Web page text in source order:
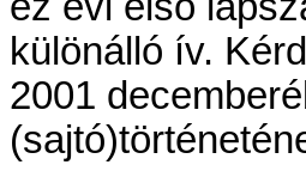
különálló ív.
2001